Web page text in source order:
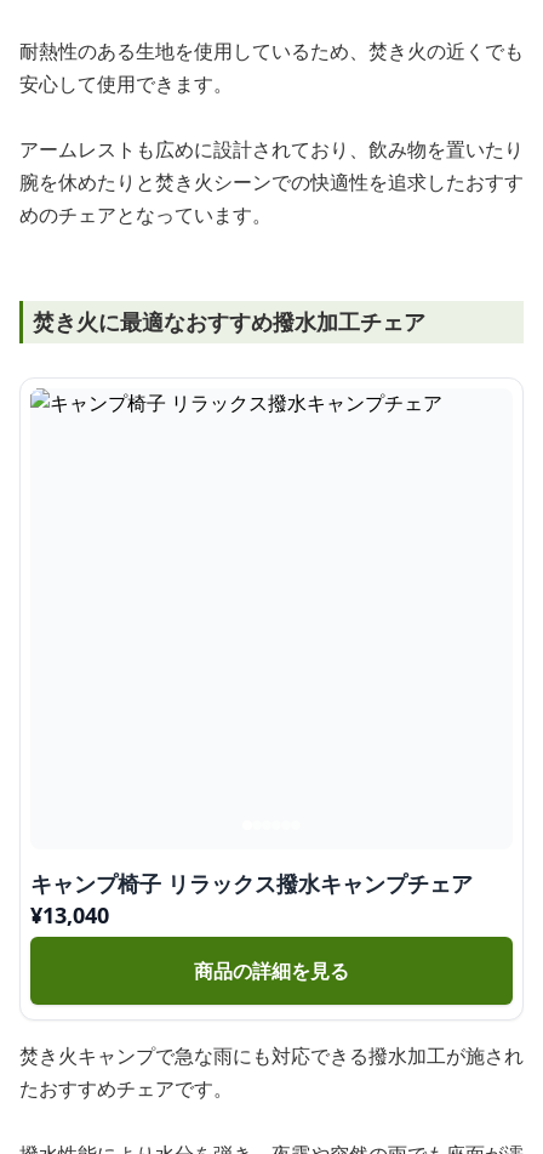
耐熱性のある生地を使用しているため、焚き火の近くでも
安心して使用できます。
アームレストも広めに設計されており、飲み物を置いたり
腕を休めたりと焚き火シーンでの快適性を追求したおすす
めのチェアとなっています。
焚き火に最適なおすすめ撥水加工チェア
キャンプ椅子 リラックス撥水キャンプチェア
¥13,040
商品の詳細を見る
焚き火キャンプで急な雨にも対応できる撥水加工が施され
たおすすめチェアです。